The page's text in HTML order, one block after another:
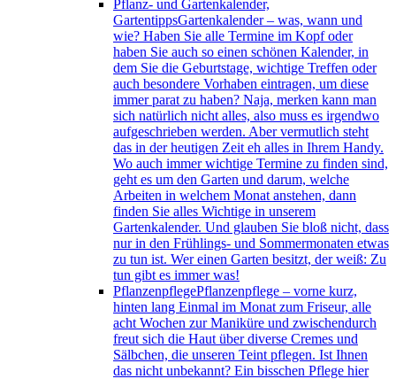
Pflanz- und Gartenkalender,
GartentippsGartenkalender – was, wann und
wie? Haben Sie alle Termine im Kopf oder
haben Sie auch so einen schönen Kalender, in
dem Sie die Geburtstage, wichtige Treffen oder
auch besondere Vorhaben eintragen, um diese
immer parat zu haben? Naja, merken kann man
sich natürlich nicht alles, also muss es irgendwo
aufgeschrieben werden. Aber vermutlich steht
das in der heutigen Zeit eh alles in Ihrem Handy.
Wo auch immer wichtige Termine zu finden sind,
geht es um den Garten und darum, welche
Arbeiten in welchem Monat anstehen, dann
finden Sie alles Wichtige in unserem
Gartenkalender. Und glauben Sie bloß nicht, dass
nur in den Frühlings- und Sommermonaten etwas
zu tun ist. Wer einen Garten besitzt, der weiß: Zu
tun gibt es immer was!
PflanzenpflegePflanzenpflege – vorne kurz,
hinten lang Einmal im Monat zum Friseur, alle
acht Wochen zur Maniküre und zwischendurch
freut sich die Haut über diverse Cremes und
Sälbchen, die unseren Teint pflegen. Ist Ihnen
das nicht unbekannt? Ein bisschen Pflege hier